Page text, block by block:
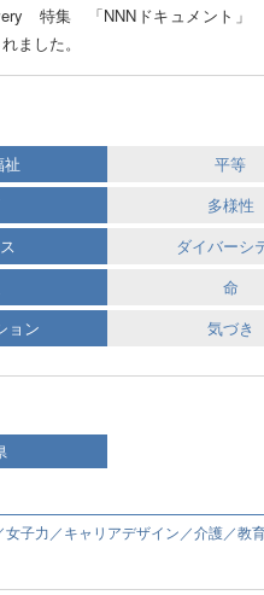
特集 「NNNドキュメント」
ました。
祉
平等
多様性
ダイバーシ
命
ョン
気づき
女子力／キャリアデザイン／介護／教